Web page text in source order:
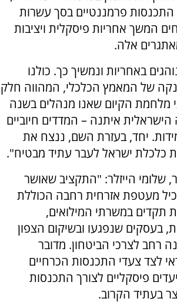
התכנסות פרמננטיים בסך עשרות
המשך אחריות פיסקלית ויציבות
אלה.
באחריות ונמשיך כך. כולנו
של המאמץ הכלכלי, המהווה חלק
מלחמת הקיום שאנו מנהלים בשנה
איתנה – המדדים חיוביים
יחד, בעזרת השם, ננצח את
כלכלת ישראל לעבר עתיד מבטיח".
שלומי הייזלר: "התקציב שאושר
מעטפת אזרחית רחבה הכוללת
במשרתי המילואים,
בעסקים שנפגעו ובשיקום הצפון
רחב לצרכי הביטחון. מדובר
לצד צעדי התכנסות הכרחיים
פיסקליים לצורך התכנסות
בעתיד הקרוב.